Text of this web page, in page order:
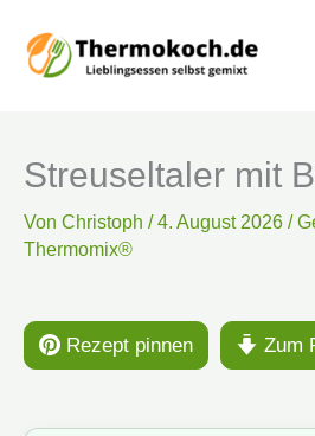
Zum
Inhalt
Streuseltaler mit
Von Christoph /4. August 2026 /
Thermomix®
Rezept pinnen Zum